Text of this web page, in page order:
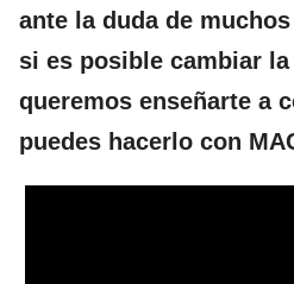
ante la duda de
si es posible cambiar la
queremos enseñarte a
puedes hacerlo con